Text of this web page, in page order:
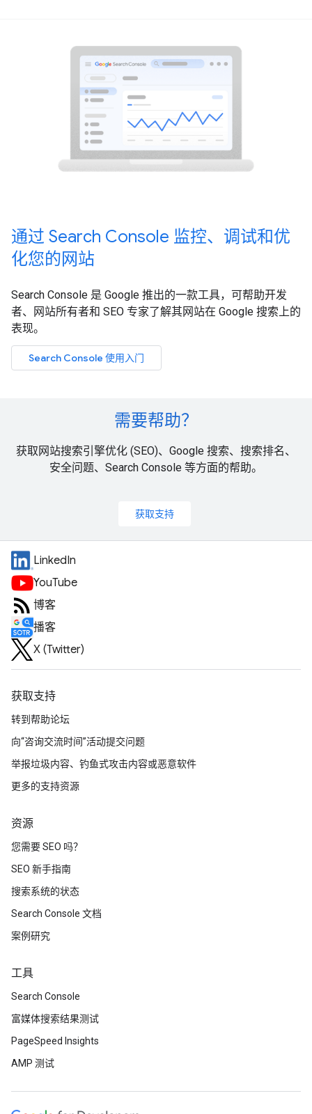
通过 Search Console 监控、调试和优
化您的网站
Search Console 是 Google 推出的一款工具，可帮助开发
者、网站所有者和 SEO 专家了解其网站在 Google 搜索上的
表现。
Search Console 使用入门
需要帮助？
获取网站搜索引擎优化 (SEO)、Google 搜索、搜索排名、
安全问题、Search Console 等方面的帮助。
获取支持
LinkedIn
YouTube
博客
播客
X (Twitter)
获取支持
转到帮助论坛
向“咨询交流时间”活动提交问题
举报垃圾内容、钓鱼式攻击内容或恶意软件
更多的支持资源
资源
您需要 SEO 吗？
SEO 新手指南
搜索系统的状态
Search Console 文档
案例研究
工具
Search Console
富媒体搜索结果测试
PageSpeed Insights
AMP 测试